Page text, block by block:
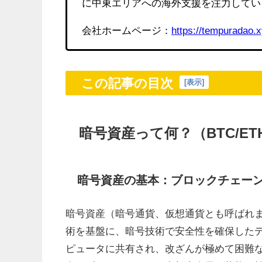
に中東エリアへの海外支援を注力して
会社ホームページ： https://
この記事の目次 [表示]
暗号資産って何？（BTC/
暗号資産の基本：ブロックチェー
暗号資産（暗号通貨、仮想通貨とも呼ばれ
術を基盤に、暗号技術で安全性を確保した
ピュータに共有され、改ざんが極めて困難